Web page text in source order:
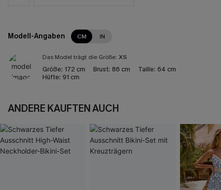
Modell-Angaben CM IN
Das Model trägt die Größe: XS
Größe: 172 cm Brust: 86 cm Taille: 64 cm
Hüfte: 91 cm
ANDERE KAUFTEN AUCH